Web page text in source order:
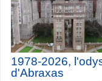
1978-2026,
d'Abraxas